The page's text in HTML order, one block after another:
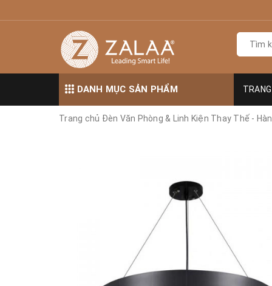
DANH MỤC SẢN PHẨM
Trang chủ Đèn Văn Phòng & Linh Kiện Thay Thế -